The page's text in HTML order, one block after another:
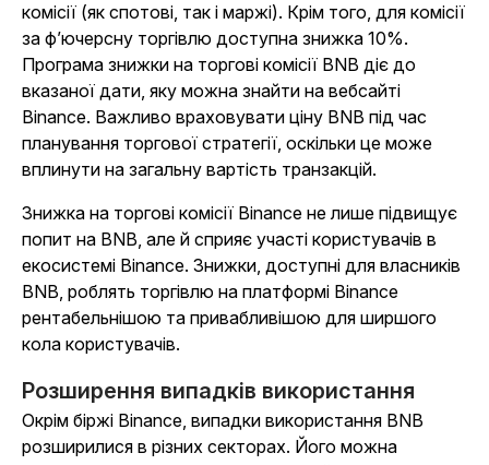
комісії (як спотові, так і маржі). Крім того, для комісії
за ф’ючерсну торгівлю доступна знижка 10%.
Програма знижки на торгові комісії BNB діє до
вказаної дати, яку можна знайти на вебсайті
Binance. Важливо враховувати ціну BNB під час
планування торгової стратегії, оскільки це може
вплинути на загальну вартість транзакцій.
Знижка на торгові комісії Binance не лише підвищує
попит на BNB, але й сприяє участі користувачів в
екосистемі Binance. Знижки, доступні для власників
BNB, роблять торгівлю на платформі Binance
рентабельнішою та привабливішою для ширшого
кола користувачів.
Розширення випадків використання
Окрім біржі Binance, випадки використання BNB
розширилися в різних секторах. Його можна